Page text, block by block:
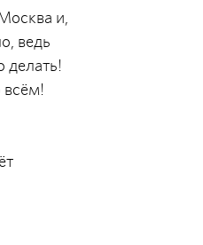
и,
ведь
делать!